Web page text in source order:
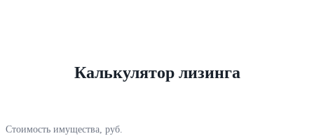
Калькулятор лизинга
Стоимость имущества, руб.